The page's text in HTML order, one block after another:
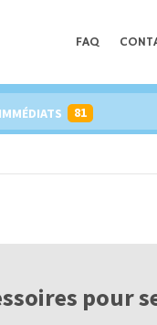
FAQ
81
pour